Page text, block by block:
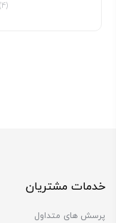
(4)
خدمات مشتریان
پرسش های متداول